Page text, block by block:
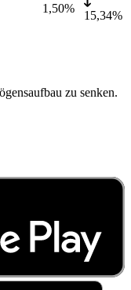
1,50%
15,34%
zu senken.